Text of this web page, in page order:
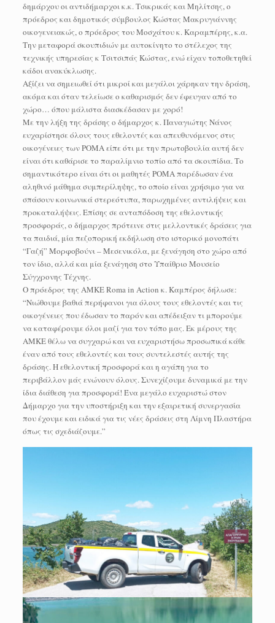
δημάρχου οι αντιδήμαρχοι κ.κ. Τσικρικάς και Μηλίτσης, ο
πρόεδρος και δημοτικός σύμβουλος Κώστας Μακρυγιάννης
οικογενειακώς, ο πρόεδρος του Μοσχάτου κ. Καραμπέρης, κ.α.
Την μεταφορά σκουπιδιών με αυτοκίνητο το στέλεχος της
τεχνικής υπηρεσίας κ Τσιτσιπάς Κώστας, ενώ είχαν τοποθετηθεί
κάδοι ανακύκλωσης.
Αξίζει να σημειωθεί ότι μικροί και μεγάλοι χάρηκαν την δράση,
ακόμα και όταν τελείωσε ο καθαρισμός δεν έφευγαν από το
χώρο… όπου μάλιστα διασκέδασαν με χορό!
Με την λήξη της δράσης ο δήμαρχος κ. Παναγιώτης Νάνος
ευχαρίστησε όλους τους εθελοντές και απευθυνόμενος στις
οικογένειες των ΡΟΜΑ είπε ότι με την πρωτοβουλία αυτή δεν
είναι ότι καθάρισε το παραλίμνιο τοπίο από τα σκουπίδια. Το
σημαντικότερο είναι ότι οι μαθητές ΡΟΜΑ παρέδωσαν ένα
αληθινό μάθημα συμπερίληψης, το οποίο είναι χρήσιμο για να
σπάσουν κοινωνικά στερεότυπα, παρωχημένες αντιλήψεις και
προκαταλήψεις. Επίσης σε ανταπόδοση της εθελοντικής
προσφοράς, ο δήμαρχος πρότεινε στις μελλοντικές δράσεις για
τα παιδιά, μία πεζοπορική εκδήλωση στο ιστορικό μονοπάτι
“Γαζή” Μορφοβούνι – Μεσενικόλα, με ξενάγηση στο χώρο από
τον ίδιο, αλλά και μία ξενάγηση στο Υπαίθριο Μουσείο
Σύγχρονης Τέχνης.
Ο πρόεδρος της AMKE Roma in Action κ. Καμπέρος δήλωσε:
“Νιώθουμε βαθιά περήφανοι για όλους τους εθελοντές και τις
οικογένειες που έδωσαν το παρόν και απέδειξαν τι μπορούμε
να καταφέρουμε όλοι μαζί για τον τόπο μας. Εκ μέρους της
AMKE θέλω να συγχαρώ και να ευχαριστήσω προσωπικά κάθε
έναν από τους εθελοντές και τους συντελεστές αυτής της
δράσης. Η εθελοντική προσφορά και η αγάπη για το
περιβάλλον μάς ενώνουν όλους. Συνεχίζουμε δυναμικά με την
ίδια διάθεση για προσφορά! Ένα μεγάλο ευχαριστώ στον
Δήμαρχο για την υποστήριξη και την εξαιρετική συνεργασία
που έχουμε και ειδικά για τις νέες δράσεις στη Λίμνη Πλαστήρα
όπως τις σχεδιάζουμε.”